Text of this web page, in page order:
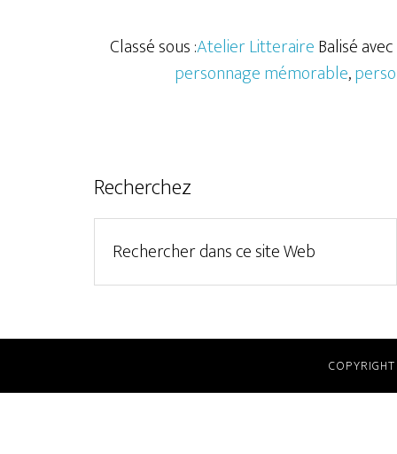
Classé sous :Atelier LitteraireBalisé avec
personnage mémorable,
Recherchez